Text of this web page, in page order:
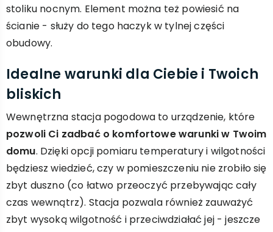
stoliku nocnym. Element można też powiesić na
ścianie - służy do tego haczyk w tylnej części
obudowy.
Idealne warunki dla Ciebie i Twoich
bliskich
Wewnętrzna stacja pogodowa to urządzenie, które
pozwoli Ci zadbać o komfortowe warunki w Twoim
domu. Dzięki opcji pomiaru temperatury i wilgotności
będziesz wiedzieć, czy w pomieszczeniu nie zrobiło się
zbyt duszno (co łatwo przeoczyć przebywając cały
czas wewnątrz). Stacja pozwala również zauważyć
zbyt wysoką wilgotność i przeciwdziałać jej - jeszcze